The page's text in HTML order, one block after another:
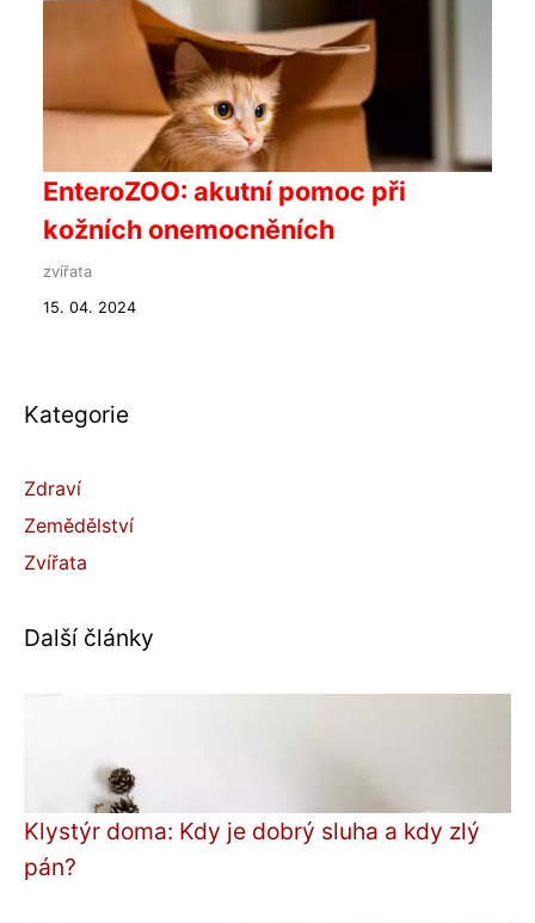
EnteroZOO: akutní pomoc při
kožních onemocněních
zvířata
15. 04. 2024
Kategorie
Zdraví
Zemědělství
Zvířata
Další články
Klystýr doma: Kdy je dobrý sluha a kdy zlý
pán?